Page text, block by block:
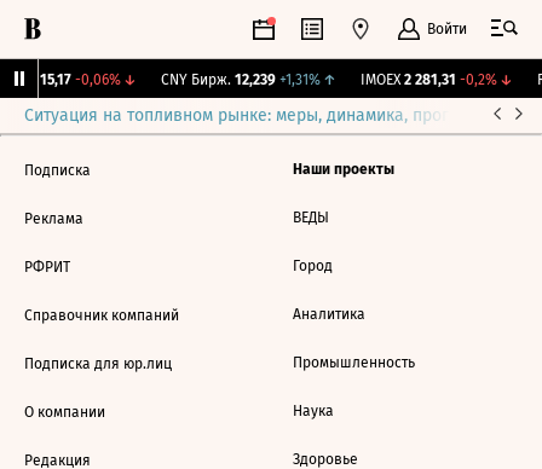
Войти
115,17 -0,06%↓ CNY Бирж. 12,239 +1,31%↑ IMOEX 2 281,31 -0,2%↓
Ситуация на топливном рынке: меры, динамика, прогнозы
Подписка
Реклама
РФРИТ
Справочник компаний
Подписка для юр.лиц
О компании
Редакция
Наши проекты
ВЕДЫ
Город
Аналитика
Промышленность
Наука
Здоровье